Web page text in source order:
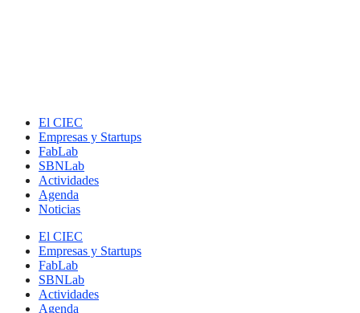
El CIEC
Empresas y Startups
FabLab
SBNLab
Actividades
Agenda
Noticias
El CIEC
Empresas y Startups
FabLab
SBNLab
Actividades
Agenda